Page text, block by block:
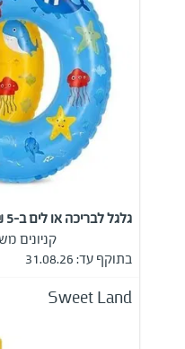
גלגל לבריכה או לים ב-5 ₪ במקום 10 ₪
קניונים
בתוקף עד: 31.08.26
Sweet Land